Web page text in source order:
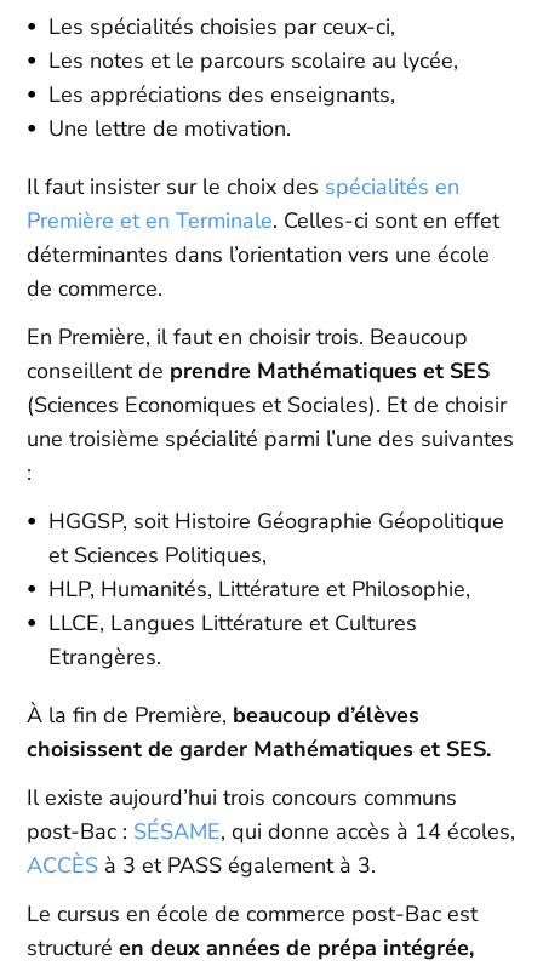
Les spécialités choisies par ceux-ci,
Les notes et le parcours scolaire au lycée,
Les appréciations des enseignants,
Une lettre de motivation.
Il faut insister sur le choix des spécialités en
Première et en Terminale. Celles-ci sont en effet
déterminantes dans l’orientation vers une école
de commerce.
En Première, il faut en choisir trois. Beaucoup
conseillent de prendre Mathématiques et SES
(Sciences Economiques et Sociales). Et de choisir
une troisième spécialité parmi l’une des suivantes
:
HGGSP, soit Histoire Géographie Géopolitique
et Sciences Politiques,
HLP, Humanités, Littérature et Philosophie,
LLCE, Langues Littérature et Cultures
Etrangères.
À la fin de Première, beaucoup d’élèves
choisissent de garder Mathématiques et SES.
Il existe aujourd’hui trois concours communs
post-Bac : SÉSAME, qui donne accès à 14 écoles,
ACCÈS à 3 et PASS également à 3.
Le cursus en école de commerce post-Bac est
structuréen deux années de prépa intégrée,